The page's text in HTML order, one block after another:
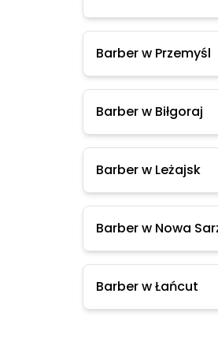
Barber w Przemyśl
Barber w Biłgoraj
Barber w Leżajsk
Barber w Nowa
Barber w Łańcut